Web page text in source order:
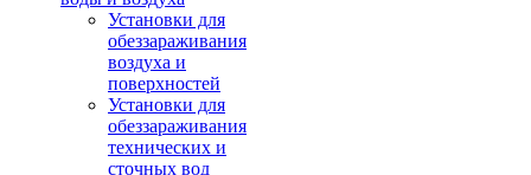
Установки для
обеззараживания
воздуха и
поверхностей
Установки для
обеззараживания
технических и
сточных вод